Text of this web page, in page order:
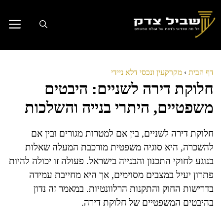
לתוכן
דף הבית › מקרקעין ונכסי דלא ניידי
חלוקת דירה לשניים: היבטים
משפטיים, היתרי בנייה והשלכות
חלוקת דירה לשניים, בין אם למטרות מגורים ובין אם
להשכרה, היא סוגיה משפטית מורכבת המעלה שאלות
בנוגע לחוקי התכנון והבנייה בישראל. פעולה זו יכולה להיות
פתרון יעיל במצבים מסוימים, אך היא מחייבת עמידה
בדרישות החוק והתקנות הרלוונטיות. במאמר זה נדון
בהיבטים המשפטיים של חלוקת דירה.